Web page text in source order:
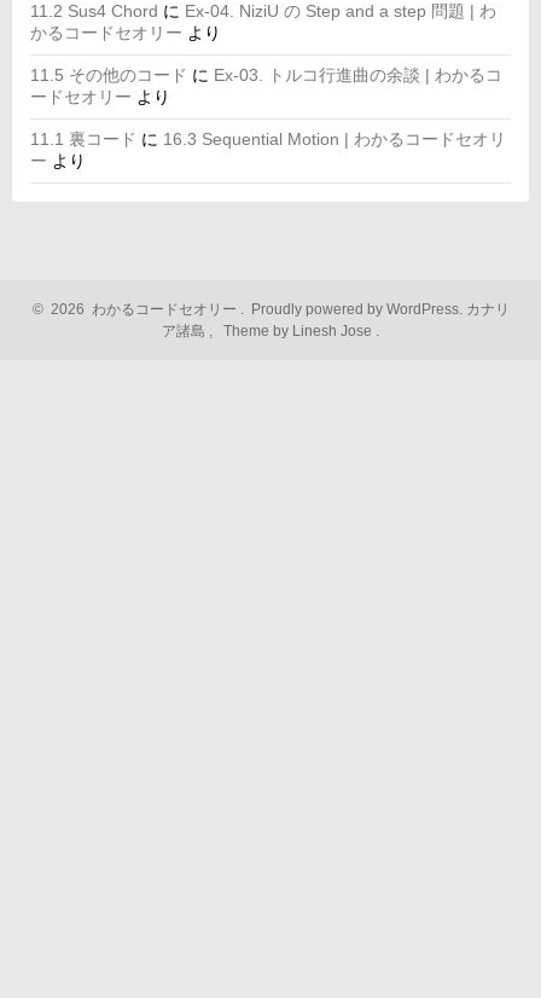
11.2 Sus4 Chord に Ex-04. NiziU の Step and a step 問題 | わ
かるコードセオリー より
11.5 その他のコード に Ex-03. トルコ行進曲の余談 | わかるコ
ードセオリー より
11.1 裏コード に 16.3 Sequential Motion | わかるコードセオリ
ー より
© 2026 わかるコードセオリー . Proudly powered by WordPress. カナリ
ア諸島 , Theme by Linesh Jose .